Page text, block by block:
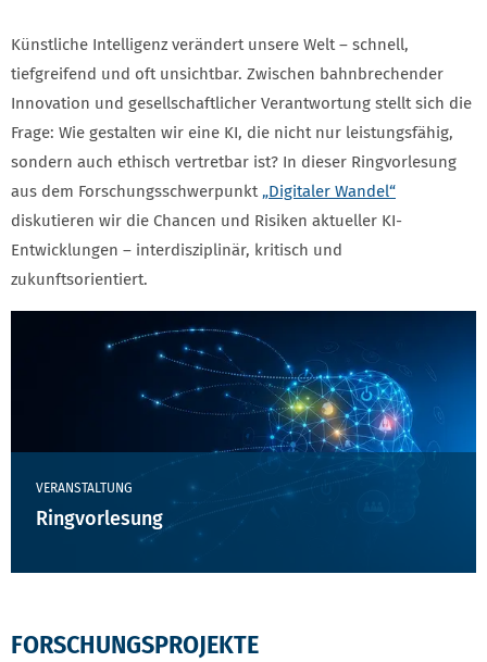
Künstliche Intelligenz verändert unsere Welt – schnell,
tiefgreifend und oft unsichtbar. Zwischen bahnbrechender
Innovation und gesellschaftlicher Verantwortung stellt sich die
Frage: Wie gestalten wir eine KI, die nicht nur leistungsfähig,
sondern auch ethisch vertretbar ist? In dieser Ringvorlesung
aus dem Forschungsschwerpunkt „Digitaler Wandel“
diskutieren wir die Chancen und Risiken aktueller KI-
Entwicklungen – interdisziplinär, kritisch und
zukunftsorientiert.
VERANSTALTUNG
Ringvorlesung
FORSCHUNGSPROJEKTE